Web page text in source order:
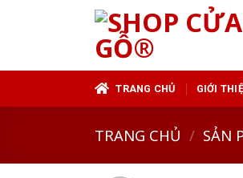
TRANG CHỦ GIỚI
TRANG CHỦ / SẢN